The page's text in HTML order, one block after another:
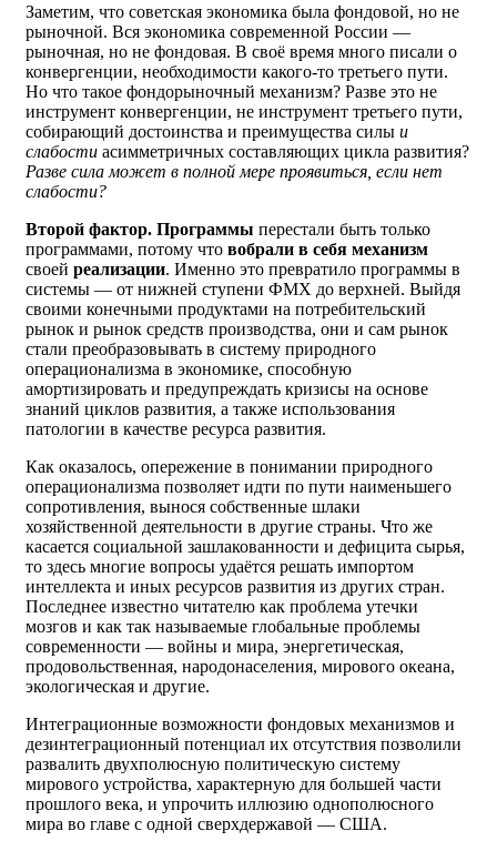
Заметим, что советская экономика была фондовой, но не
рыночной. Вся экономика современной России —
рыночная, но не фондовая. В своё время много писали о
конвергенции, необходимости какого-то третьего пути.
Но что такое фондорыночный механизм? Разве это не
инструмент конвергенции, не инструмент третьего пути,
собирающий достоинства и преимущества силы и
слабости асимметричных составляющих цикла развития?
Разве сила может в полной мере проявиться, если нет
слабости?
Второй фактор. Программы перестали быть только
программами, потому что вобрали в себя механизм
своей реализации. Именно это превратило программы в
системы — от нижней ступени ФМХ до верхней. Выйдя
своими конечными продуктами на потребительский
рынок и рынок средств производства, они и сам рынок
стали преобразовывать в систему природного
операционализма в экономике, способную
амортизировать и предупреждать кризисы на основе
знаний циклов развития, а также использования
патологии в качестве ресурса развития.
Как оказалось, опережение в понимании природного
операционализма позволяет идти по пути наименьшего
сопротивления, вынося собственные шлаки
хозяйственной деятельности в другие страны. Что же
касается социальной зашлакованности и дефицита сырья,
то здесь многие вопросы удаётся решать импортом
интеллекта и иных ресурсов развития из других стран.
Последнее известно читателю как проблема утечки
мозгов и как так называемые глобальные проблемы
современности — войны и мира, энергетическая,
продовольственная, народонаселения, мирового океана,
экологическая и другие.
Интеграционные возможности фондовых механизмов и
дезинтеграционный потенциал их отсутствия позволили
развалить двухполюсную политическую систему
мирового устройства, характерную для большей части
прошлого века, и упрочить иллюзию однополюсного
мира во главе с одной сверхдержавой — США.